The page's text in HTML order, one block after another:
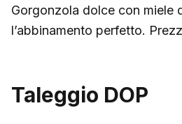
Gorgonzola dolce con miele
l’abbinamento perfetto.
Taleggio DOP